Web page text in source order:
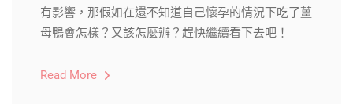
有影響，那假如在還不知道自己懷孕的情況下吃了薑
母鴨會怎樣？又該怎麼辦？趕快繼續看下去吧！
Read More